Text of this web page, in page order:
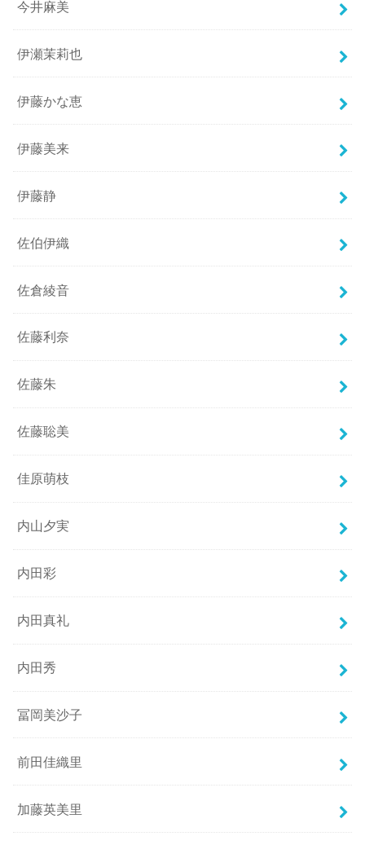
今井麻美
伊瀬茉莉也
伊藤かな恵
伊藤美来
伊藤静
佐伯伊織
佐倉綾音
佐藤利奈
佐藤朱
佐藤聡美
佳原萌枝
内山夕実
内田彩
内田真礼
内田秀
冨岡美沙子
前田佳織里
加藤英美里